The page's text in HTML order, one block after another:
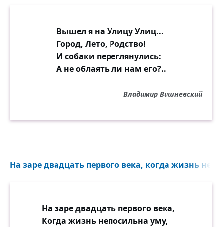
Вышел я на Улицу Улиц...
Город, Лето, Родство!
И собаки переглянулись:
А не облаять ли нам его?..
Владимир Вишневский
На заре двадцать первого века, когда жизнь
На заре двадцать первого века,
Когда жизнь непосильна уму,